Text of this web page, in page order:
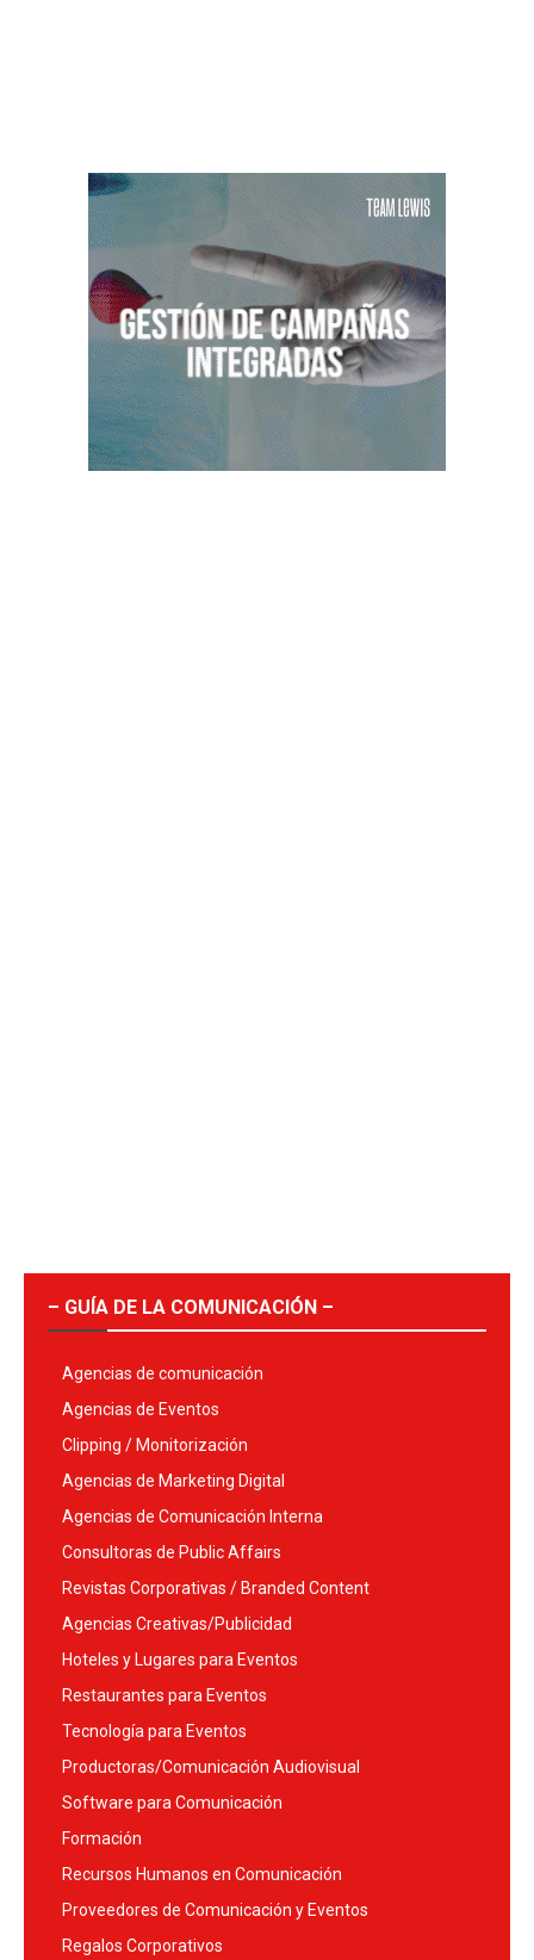
– GUÍA DE LA COMUNICACIÓN –
Agencias de comunicación
Agencias de Eventos
Clipping / Monitorización
Agencias de Marketing Digital
Agencias de Comunicación Interna
Consultoras de Public Affairs
Revistas Corporativas / Branded Content
Agencias Creativas/Publicidad
Hoteles y Lugares para Eventos
Restaurantes para Eventos
Tecnología para Eventos
Productoras/Comunicación Audiovisual
Software para Comunicación
Formación
Recursos Humanos en Comunicación
Proveedores de Comunicación y Eventos
Regalos Corporativos